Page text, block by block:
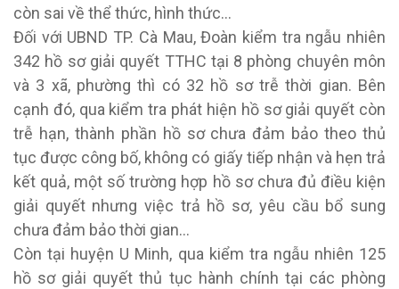
còn sai về thể thức, hình thức…
Đối với UBND TP. Cà Mau, Đoàn kiểm tra ngẫu nhiên
342 hồ sơ giải quyết TTHC tại 8 phòng chuyên môn
và 3 xã, phường thì có 32 hồ sơ trễ thời gian. Bên
cạnh đó, qua kiểm tra phát hiện hồ sơ giải quyết còn
trễ hạn, thành phần hồ sơ chưa đảm bảo theo thủ
tục được công bố, không có giấy tiếp nhận và hẹn trả
kết quả, một số trường hợp hồ sơ chưa đủ điều kiện
giải quyết nhưng việc trả hồ sơ, yêu cầu bổ sung
chưa đảm bảo thời gian…
Còn tại huyện U Minh, qua kiểm tra ngẫu nhiên 125
hồ sơ giải quyết thủ tục hành chính tại các phòng